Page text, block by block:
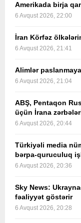
Amerikada birja
6 Avqust 2026, 22:00
İran Körfəz
6 Avqust 2026, 21:41
Alimlər
6 Avqust 2026, 21:04
ABŞ, Pentaqon
üçün İrana
6 Avqust 2026, 20:44
Türkiyəli media
bərpa-quruculuq
6 Avqust 2026, 20:36
Sky News:
fəaliyyət göstərir
6 Avqust 2026, 20:28